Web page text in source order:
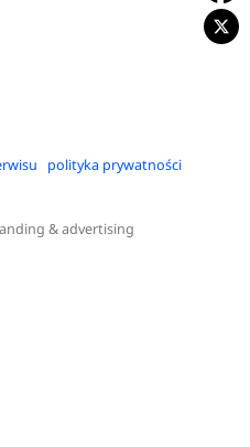
polityka prywatności
& advertising